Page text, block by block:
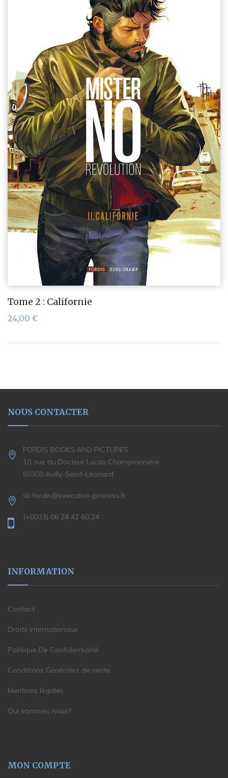
Tome 2 : Californie
24,00 €
NOUS CONTACTER
FORDIS BOOKS AND PICTURES
10, rue du Docteur Lucas Championnière
60300 Avilly-Saint-Léonard
sb.fordis@executive-process.fr
(+0033) 06 24 42 60 24
INFORMATION
Contact
Droits internationaux
Politique De Confidentialité
Conditions Générales de vente
Mentions légales
Qui sommes nous?
MON COMPTE